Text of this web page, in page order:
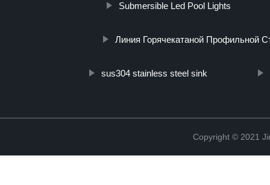
Submersible Led Pool Lights
Линия Горячекатаной Профильной
sus304 stainless steel sink
Copyright © 2021